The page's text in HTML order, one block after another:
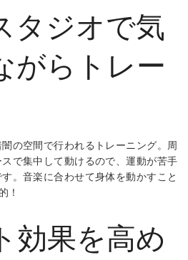
タジオで気
がらトレー
の空間で行われるトレーニング。周
で集中して動けるので、運動が苦手
。音楽に合わせて身体を動かすこと
！
効果を高め